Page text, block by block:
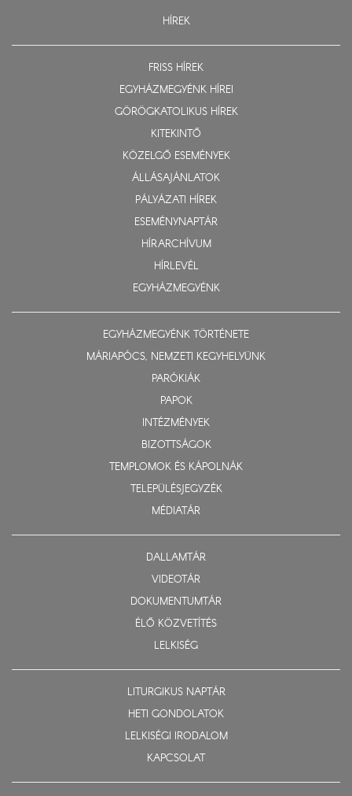
HÍREK
FRISS HÍREK
EGYHÁZMEGYÉNK HÍREI
GÖRÖGKATOLIKUS HÍREK
KITEKINTŐ
KÖZELGŐ ESEMÉNYEK
ÁLLÁSAJÁNLATOK
PÁLYÁZATI HÍREK
ESEMÉNYNAPTÁR
HÍRARCHÍVUM
HÍRLEVÉL
EGYHÁZMEGYÉNK
EGYHÁZMEGYÉNK TÖRTÉNETE
MÁRIAPÓCS, NEMZETI KEGYHELYÜNK
PARÓKIÁK
PAPOK
INTÉZMÉNYEK
BIZOTTSÁGOK
TEMPLOMOK ÉS KÁPOLNÁK
TELEPÜLÉSJEGYZÉK
MÉDIATÁR
DALLAMTÁR
VIDEOTÁR
DOKUMENTUMTÁR
ÉLŐ KÖZVETÍTÉS
LELKISÉG
LITURGIKUS NAPTÁR
HETI GONDOLATOK
LELKISÉGI IRODALOM
KAPCSOLAT